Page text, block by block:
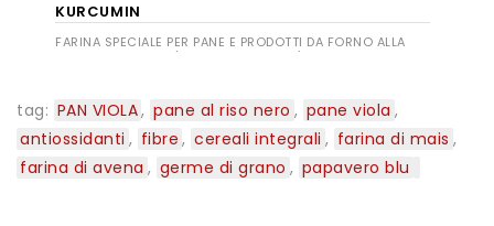
KURCUMIN
FARINA SPECIALE PER PANE E PRODOTTI DA FORNO ALLA
CURCUMA E SEMI (AVENA E GIRASOLE)
tag: PAN VIOLA, pane al riso nero , pane viola ,
antiossidanti , fibre , cereali integrali , farina di mais ,
farina di avena , germe di grano , papavero blu